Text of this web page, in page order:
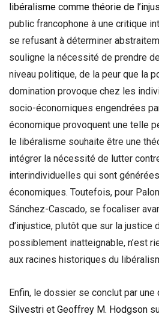
libéralisme comme théorie de
public francophone à une critique
se refusant à déterminer
souligne la nécessité de prendre
niveau politique, de la peur que la
domination provoque chez les
socio-économiques engendrées
économique provoquent une telle
le libéralisme souhaite être une
intégrer la nécessité de lutter
interindividuelles qui sont
économiques. Toutefois, pour
Sánchez-Cascado, se focaliser
d’injustice, plutôt que sur la justice
possiblement inatteignable, n’est
aux racines historiques du
Enfin, le dossier se conclut par une
Silvestri et Geoffrey M. Hodgson